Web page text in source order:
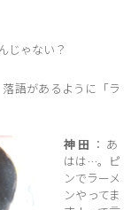
じゃない？
語があるように「ラ
神田 ：あ
はは…。ピ
ンでラーメ
ンやってま